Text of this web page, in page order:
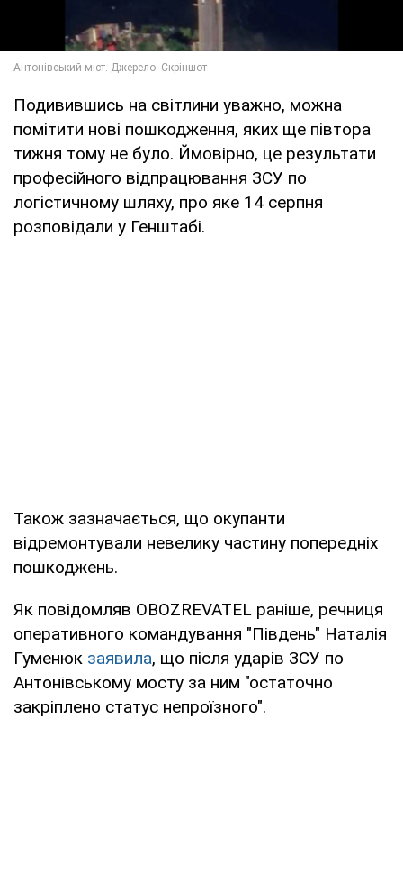
Подивившись на світлини уважно, можна
помітити нові пошкодження, яких ще півтора
тижня тому не було. Ймовірно, це результати
професійного відпрацювання ЗСУ по
логістичному шляху, про яке 14 серпня
розповідали у Генштабі.
Також зазначається, що окупанти
відремонтували невелику частину попередніх
пошкоджень.
Як повідомляв OBOZREVATEL раніше, речниця
оперативного командування "Південь" Наталія
Гуменюк заявила, що після ударів ЗСУ по
Антонівському мосту за ним "остаточно
закріплено статус непроїзного".